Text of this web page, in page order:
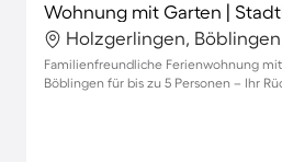
Holzgerlingen,
Familienfreundliche Ferienwohnung
Böblingen für bis zu 5 Personen – Ihr